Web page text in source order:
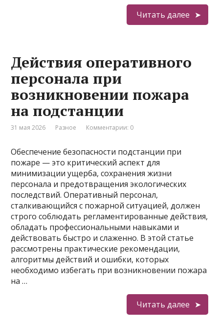
Читать далее
Действия оперативного
персонала при
возникновении пожара
на подстанции
31 мая 2026 Разное Комментарии: 0
Обеспечение безопасности подстанции при
пожаре — это критический аспект для
минимизации ущерба, сохранения жизни
персонала и предотвращения экологических
последствий. Оперативный персонал,
сталкивающийся с пожарной ситуацией, должен
строго соблюдать регламентированные действия,
обладать профессиональными навыками и
действовать быстро и слаженно. В этой статье
рассмотрены практические рекомендации,
алгоритмы действий и ошибки, которых
необходимо избегать при возникновении пожара
на …
Читать далее